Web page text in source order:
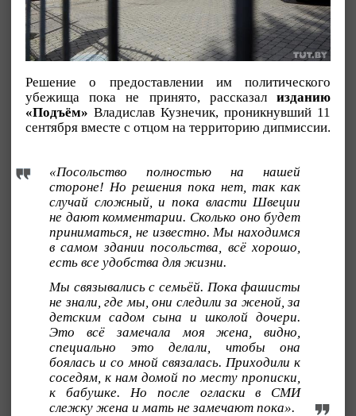
Решение о предоставлении им политического
убежища пока не принято, рассказал изданию
«Подъём» Владислав Кузнечик, проникнувший 11
сентября вместе с отцом на территорию дипмиссии.
«Посольство полностью на нашей
стороне! Но решения пока нет, так как
случай сложный, и пока власти Швеции
не дают комментарии. Сколько оно будет
приниматься, не известно. Мы находимся
в самом здании посольства, всё хорошо,
есть все удобства для жизни.
Мы связывались с семьёй. Пока фашисты
не знали, где мы, они следили за женой, за
детским садом сына и школой дочери.
Это всё замечала моя жена, видно,
специально это делали, чтобы она
боялась и со мной связалась. Приходили к
соседям, к нам домой по месту прописки,
к бабушке. Но после огласки в СМИ
слежку жена и мать не замечают пока».